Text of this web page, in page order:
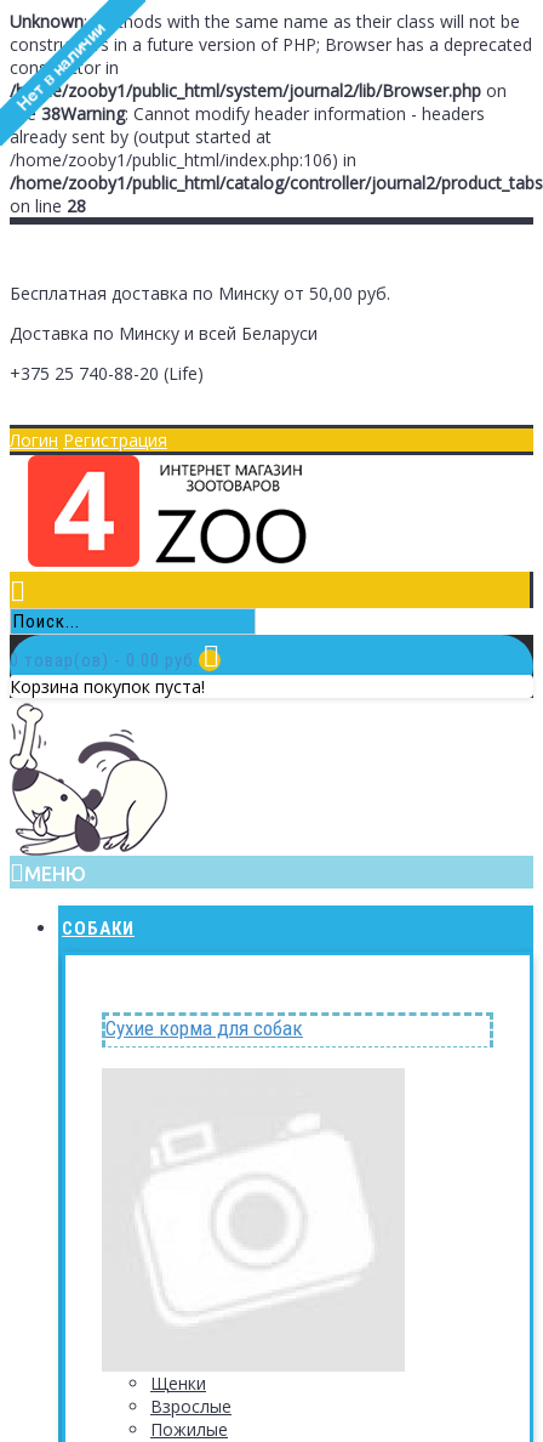
Unknown: Methods with the same name as their class will not be
constructors in a future version of PHP; Browser has a deprecated
constructor in
/home/zooby1/public_html/system/journal2/lib/Browser.php on
line38Warning: Cannot modify header information - headers
already sent by (output started at
/home/zooby1/public_html/index.php:106) in
/home/zooby1/public_html/catalog/controller/journal2/
on line 28
Бесплатная доставка по Минску от 50,00 руб.
Доставка по Минску и всей Беларуси
+375 25 740-88-20 (Life)
Логин Регистрация
0 товар(ов) - 0.00 руб.
Корзина покупок пуста!
МЕНЮ
СОБАКИ
Сухие корма для собак
Щенки
Взрослые
Пожилые